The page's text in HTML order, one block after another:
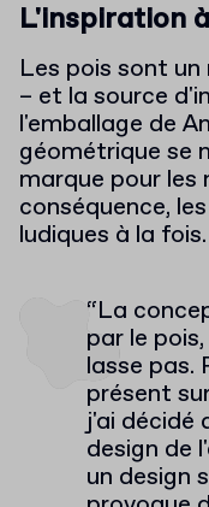
L'inspiration
Les pois sont
– et la source
l'emballage de
géométrique se
marque pour les
conséquence,
ludiques à la fois.
“La
par le
lasse pas.
présent
j'ai décidé
design de
un design